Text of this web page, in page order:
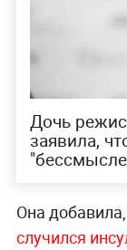
Дочь
заявила,
Она
случился